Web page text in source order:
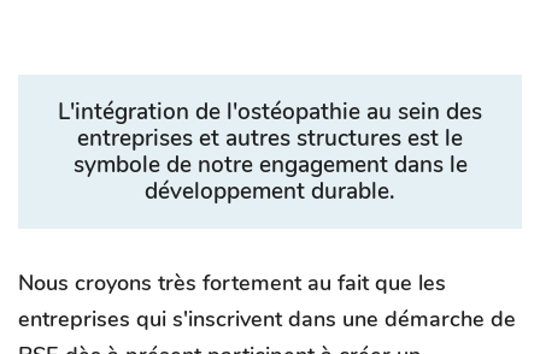
L'intégration de l'ostéopathie au sein des
entreprises et autres structures est le
symbole de notre engagement dans le
développement durable.
Nous croyons très fortement au fait que les
entreprises qui s'inscrivent dans une démarche de